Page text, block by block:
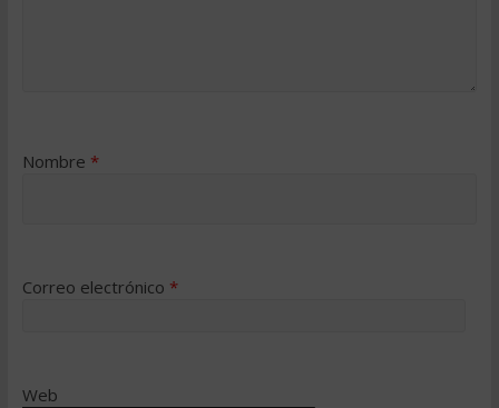
Nombre *
Correo electrónico *
Web